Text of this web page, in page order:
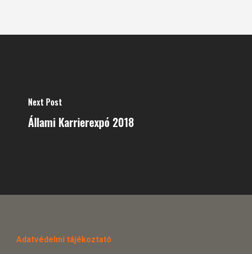
Next Post
Állami Karrierexpó 2018
Adatvédelmi tájékoztató